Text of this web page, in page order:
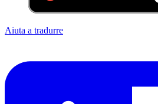
Aiuta a tradurre